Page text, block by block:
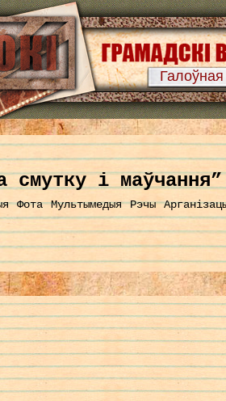
Галоўная
смутку і маўчання”
Фота Мультымедыя Рэчы